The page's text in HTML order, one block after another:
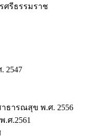
ศรีธรรมราช
2547
ธารณสุข พ.ศ. 2556
ศ.2561